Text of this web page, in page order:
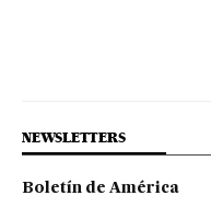
NEWSLETTERS
Boletín de América